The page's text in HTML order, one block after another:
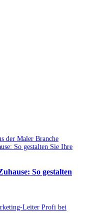
der Maler Branche
So gestalten